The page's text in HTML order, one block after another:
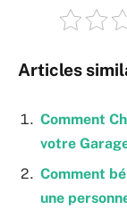
Articles
Comment
votre
Comment
une